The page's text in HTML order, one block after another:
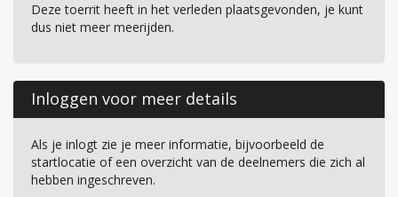
Deze toerrit heeft in het verleden plaatsgevonden, je kunt
dus niet meer meerijden.
Inloggen voor meer details
Als je inlogt zie je meer informatie, bijvoorbeeld de
startlocatie of een overzicht van de deelnemers die zich al
hebben ingeschreven.
Over Motormaatje